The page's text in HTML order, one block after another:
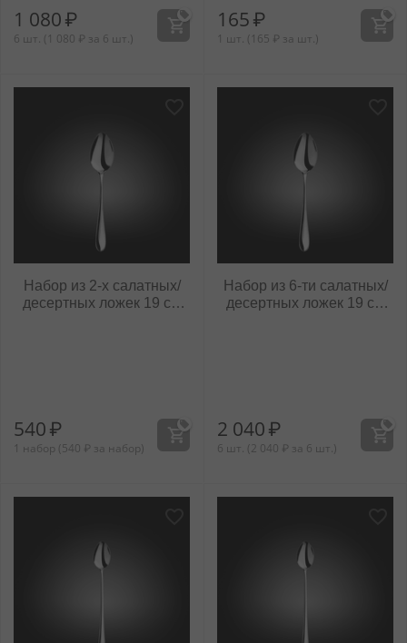
1 080₽
6 шт. ( 1 080 ₽ за 6 шт.)
165₽
1 шт. ( 165 ₽ за шт.)
Набор из 2-х салатных/
десертных ложек 19 см
540₽
1 набор (540 ₽ за набор)
Набор из 6-ти салатных/
десертных ложек 19 см
2 040₽
6 шт. (2 040 ₽ за 6 шт.)